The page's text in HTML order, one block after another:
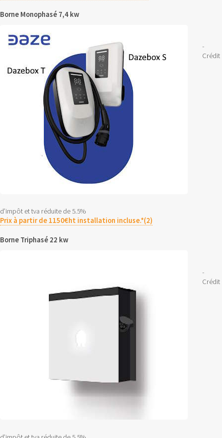
Borne Monophasé 7,4 kw
-
Crédit
d’impôt et tva réduite de 5.5%
Prix à partir de 1150€ht installation incluse.*(2)
Borne Triphasé 22 kw
-
Crédit